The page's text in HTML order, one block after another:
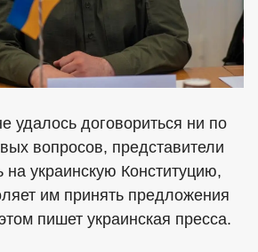
удалось договориться ни по
вопросов, представители
на украинскую Конституцию,
им принять предложения
пишет украинская пресса.